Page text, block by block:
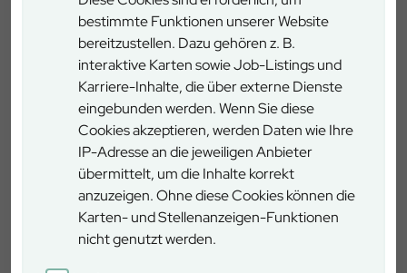
bestimmte Funktionen unserer Website
bereitzustellen. Dazu gehören z. B.
interaktive Karten sowie Job-Listings und
Karriere-Inhalte, die über externe Dienste
eingebunden werden. Wenn Sie diese
Cookies akzeptieren, werden Daten wie Ihre
IP-Adresse an die jeweiligen Anbieter
übermittelt, um die Inhalte korrekt
anzuzeigen. Ohne diese Cookies können die
Karten- und Stellenanzeigen-Funktionen
nicht genutzt werden.
Burglengenfeld
Kallmünzer Straße 1, 93133 Burglengenfeld